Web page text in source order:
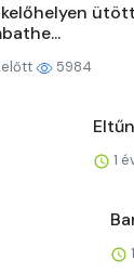
5984
1